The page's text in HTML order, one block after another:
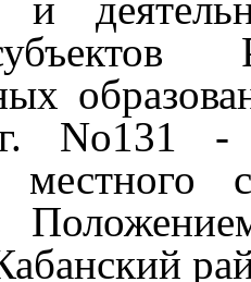
г. No131
местного